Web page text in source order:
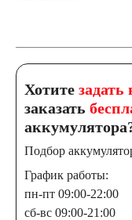
Хотите задать
заказать
Подбор
График работы:
пн-пт 09:00-22:00
сб-вс 09:00-21:00